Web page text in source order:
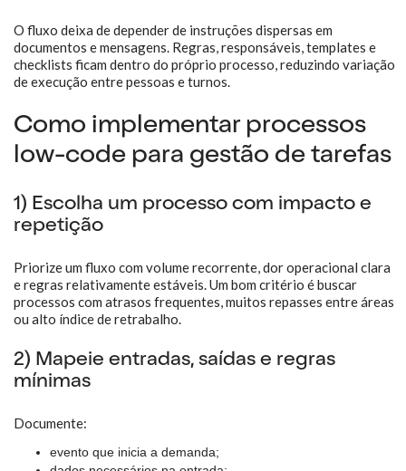
O fluxo deixa de depender de instruções dispersas em
documentos e mensagens. Regras, responsáveis, templates e
checklists ficam dentro do próprio processo, reduzindo variação
de execução entre pessoas e turnos.
Como implementar processos
low-code para gestão de tarefas
1) Escolha um processo com impacto e
repetição
Priorize um fluxo com volume recorrente, dor operacional clara
e regras relativamente estáveis. Um bom critério é buscar
processos com atrasos frequentes, muitos repasses entre áreas
ou alto índice de retrabalho.
2) Mapeie entradas, saídas e regras
mínimas
Documente:
evento que inicia a demanda;